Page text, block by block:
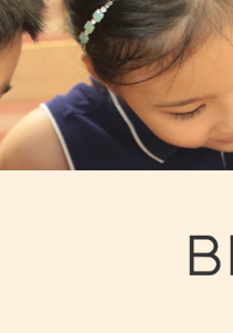
ス
キ
ッ
プ